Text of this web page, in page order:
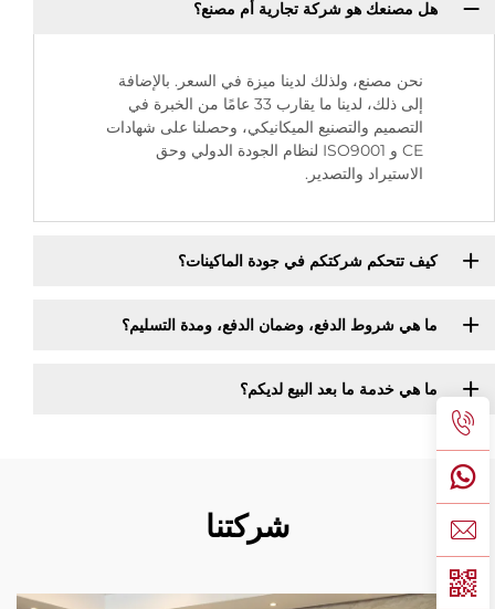
هل مصنعك هو شركة تجارية أم مصنع؟
نحن مصنع، ولذلك لدينا ميزة في السعر. بالإضافة
إلى ذلك، لدينا ما يقارب 33 عامًا من الخبرة في
التصميم والتصنيع الميكانيكي، وحصلنا على شهادات
CE و ISO9001 لنظام الجودة الدولي وحق
الاستيراد والتصدير.
كيف تتحكم شركتكم في جودة الماكينات؟
ما هي شروط الدفع، وضمان الدفع، ومدة التسليم؟
ما هي خدمة ما بعد البيع لديكم؟
شركتنا